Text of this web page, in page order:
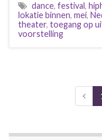
dance, festival,
lokatie binnen, mei,
theater, toegang op
voorstelling